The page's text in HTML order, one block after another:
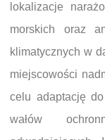
lokalizacje
morskich oraz
klimatycznych w
miejscowości
celu adaptację
wałów